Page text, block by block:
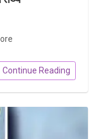
Continue Reading